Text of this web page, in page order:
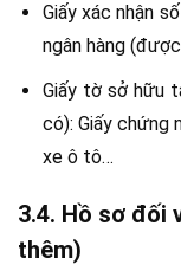
Giấy xác nhận
ngân hàng
Giấy tờ sở hữu
có): Giấy chứng
xe ô tô…
3.4. Hồ sơ đối
thêm)